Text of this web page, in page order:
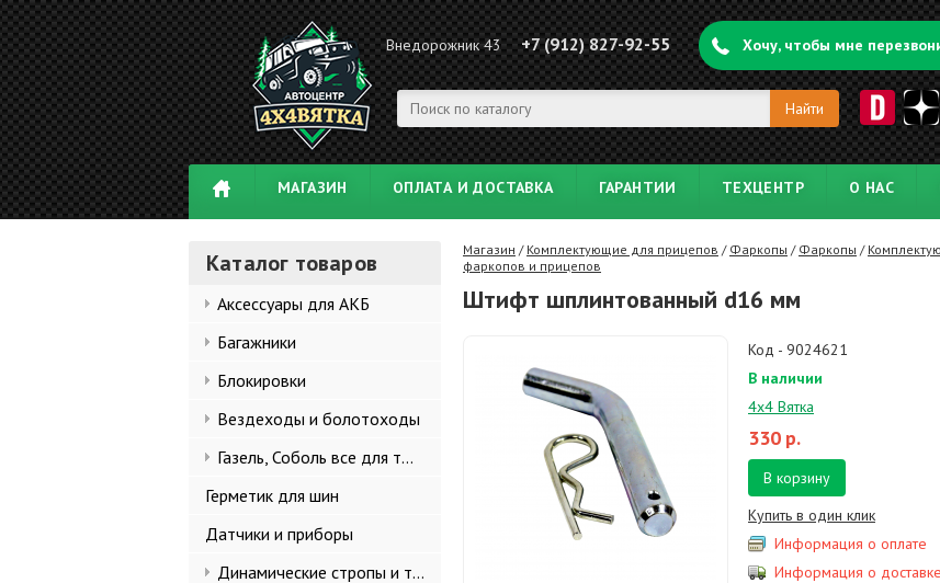
Внедорожник 43 +7 (912) 827-92-55 Хочу, чтобы мне
МАГАЗИН ОПЛАТА И ДОСТАВКА ГАРАНТИИ ТЕХЦЕНТР О НАС
Каталог товаров
Аксессуары для АКБ
Багажники
Блокировки
Вездеходы и болотоходы
Газель, Соболь все для тюнинга
Герметик для шин
Датчики и приборы
Динамические стропы и такелаж
Магазин / Комплектующие для прицепов / Фаркопы / Фаркопы /
фаркопов и прицепов
Штифт шплинтованный d16 мм
Код - 9024621
В наличии
4х4 Вятка
330 р.
В корзину
Купить в один клик
Информация о оплате
Информация о доставке